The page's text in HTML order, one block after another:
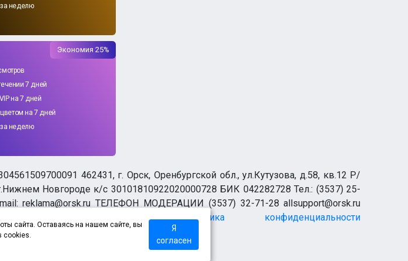
за неделю
7 дней
на 7 дней
на 7 дней
за неделю
Экономия 25%
462431, г. Орск, Оренбургской обл., ул.Кутузова, д.58, кв.12 Р/
Новгороде к/с 30101810922020000728 БИК 042282728 Тел.: (3537) 25-
reklama@orsk.ru ТЕЛЕФОН МОДЕРАЦИИ (3537) 32-71-28 allsupport@orsk.ru
данных Политика конфиденциальности
сайта. Оставаясь на нашем сайте, вы
cookies.
Я
согласен